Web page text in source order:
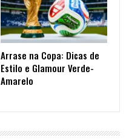
Arrase na Copa: Dicas de
Estilo e Glamour Verde-
Amarelo